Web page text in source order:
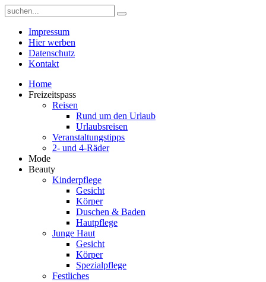
Impressum
Hier werben
Datenschutz
Kontakt
Home
Freizeitspass
Reisen
Rund um den Urlaub
Urlaubsreisen
Veranstaltungstipps
2- und 4-Räder
Mode
Beauty
Kinderpflege
Gesicht
Körper
Duschen & Baden
Hautpflege
Junge Haut
Gesicht
Körper
Spezialpflege
Festliches